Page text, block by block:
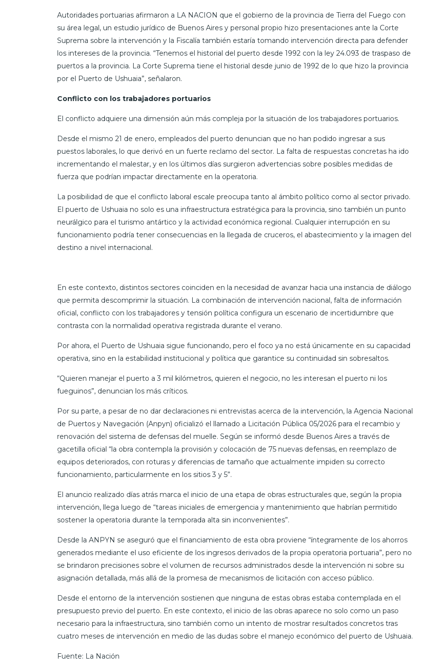
Autoridades portuarias afirmaron a LA NACION que el gobierno de la provincia de Tierra del Fuego con
su área legal, un estudio jurídico de Buenos Aires y personal propio hizo presentaciones ante la Corte
Suprema sobre la intervención y la Fiscalía también estaría tomando intervención directa para defender
los intereses de la provincia. “Tenemos el historial del puerto desde 1992 con la ley 24.093 de traspaso de
puertos a la provincia. La Corte Suprema tiene el historial desde junio de 1992 de lo que hizo la provincia
por el Puerto de Ushuaia”, señalaron.
Conflicto con los trabajadores portuarios
El conflicto adquiere una dimensión aún más compleja por la situación de los trabajadores portuarios.
Desde el mismo 21 de enero, empleados del puerto denuncian que no han podido ingresar a sus
puestos laborales, lo que derivó en un fuerte reclamo del sector. La falta de respuestas concretas ha ido
incrementando el malestar, y en los últimos días surgieron advertencias sobre posibles medidas de
fuerza que podrían impactar directamente en la operatoria.
La posibilidad de que el conflicto laboral escale preocupa tanto al ámbito político como al sector privado.
El puerto de Ushuaia no solo es una infraestructura estratégica para la provincia, sino también un punto
neurálgico para el turismo antártico y la actividad económica regional. Cualquier interrupción en su
funcionamiento podría tener consecuencias en la llegada de cruceros, el abastecimiento y la imagen del
destino a nivel internacional.
En este contexto, distintos sectores coinciden en la necesidad de avanzar hacia una instancia de diálogo
que permita descomprimir la situación. La combinación de intervención nacional, falta de información
oficial, conflicto con los trabajadores y tensión política configura un escenario de incertidumbre que
contrasta con la normalidad operativa registrada durante el verano.
Por ahora, el Puerto de Ushuaia sigue funcionando, pero el foco ya no está únicamente en su capacidad
operativa, sino en la estabilidad institucional y política que garantice su continuidad sin sobresaltos.
“Quieren manejar el puerto a 3 mil kilómetros, quieren el negocio, no les interesan el puerto ni los
fueguinos”, denuncian los más críticos.
Por su parte, a pesar de no dar declaraciones ni entrevistas acerca de la intervención, la Agencia Nacional
de Puertos y Navegación (Anpyn) oficializó el llamado a Licitación Pública 05/2026 para el recambio y
renovación del sistema de defensas del muelle. Según se informó desde Buenos Aires a través de
gacetilla oficial “la obra contempla la provisión y colocación de 75 nuevas defensas, en reemplazo de
equipos deteriorados, con roturas y diferencias de tamaño que actualmente impiden su correcto
funcionamiento, particularmente en los sitios 3 y 5”.
El anuncio realizado días atrás marca el inicio de una etapa de obras estructurales que, según la propia
intervención, llega luego de “tareas iniciales de emergencia y mantenimiento que habrían permitido
sostener la operatoria durante la temporada alta sin inconvenientes”.
Desde la ANPYN se aseguró que el financiamiento de esta obra proviene “íntegramente de los ahorros
generados mediante el uso eficiente de los ingresos derivados de la propia operatoria portuaria”, pero no
se brindaron precisiones sobre el volumen de recursos administrados desde la intervención ni sobre su
asignación detallada, más allá de la promesa de mecanismos de licitación con acceso público.
Desde el entorno de la intervención sostienen que ninguna de estas obras estaba contemplada en el
presupuesto previo del puerto. En este contexto, el inicio de las obras aparece no solo como un paso
necesario para la infraestructura, sino también como un intento de mostrar resultados concretos tras
cuatro meses de intervención en medio de las dudas sobre el manejo económico del puerto de Ushuaia.
Fuente: La Nación